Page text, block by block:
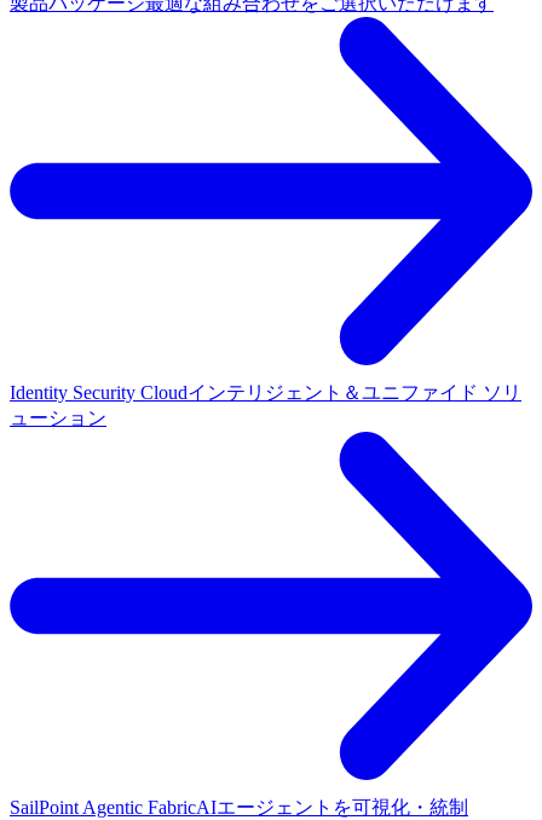
Identity Security Cloudインテリジェント＆ユニファイド ソリ
ューション
SailPoint Agentic FabricAIエージェントを可視化・統制